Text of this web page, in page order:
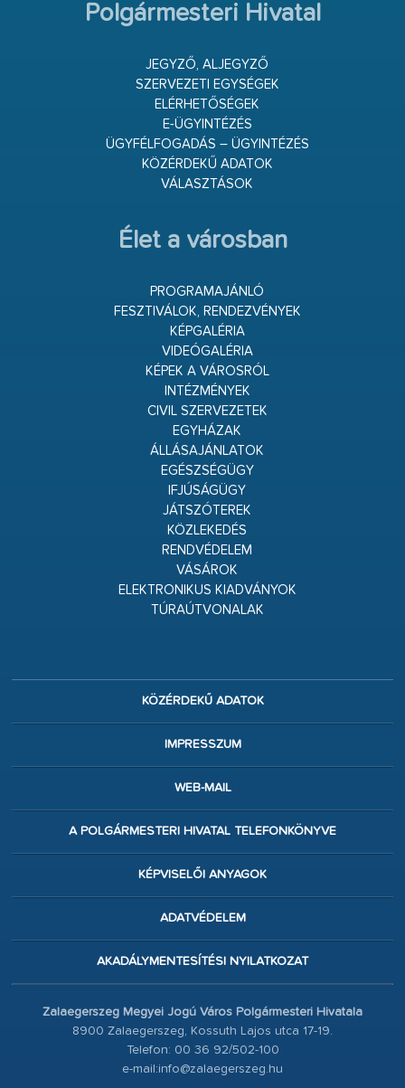
Polgármesteri Hivatal
JEGYZŐ, ALJEGYZŐ
SZERVEZETI EGYSÉGEK
ELÉRHETŐSÉGEK
E-ÜGYINTÉZÉS
ÜGYFÉLFOGADÁS – ÜGYINTÉZÉS
KÖZÉRDEKŰ ADATOK
VÁLASZTÁSOK
Élet a városban
PROGRAMAJÁNLÓ
FESZTIVÁLOK, RENDEZVÉNYEK
KÉPGALÉRIA
VIDEÓGALÉRIA
KÉPEK A VÁROSRÓL
INTÉZMÉNYEK
CIVIL SZERVEZETEK
EGYHÁZAK
ÁLLÁSAJÁNLATOK
EGÉSZSÉGÜGY
IFJÚSÁGÜGY
JÁTSZÓTEREK
KÖZLEKEDÉS
RENDVÉDELEM
VÁSÁROK
ELEKTRONIKUS KIADVÁNYOK
TÚRAÚTVONALAK
KÖZÉRDEKŰ ADATOK
IMPRESSZUM
WEB-MAIL
A POLGÁRMESTERI HIVATAL TELEFONKÖNYVE
KÉPVISELŐI ANYAGOK
ADATVÉDELEM
AKADÁLYMENTESÍTÉSI NYILATKOZAT
Zalaegerszeg Megyei Jogú Város Polgármesteri Hivatala
8900 Zalaegerszeg, Kossuth Lajos utca 17-19.
Telefon: 00 36 92/502-100
e-mail:info@zalaegerszeg.hu